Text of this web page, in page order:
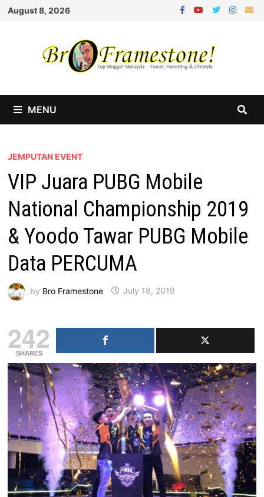
Skip
August 8, 2026
MENU
JEMPUTAN EVENT
VIP Juara PUBG Mobile
National Championship 2019
& Yoodo Tawar PUBG Mobile
Data PERCUMA
by Bro Framestone July 18, 2019
242
SHARES